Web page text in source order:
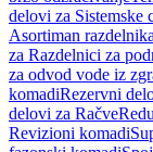
delovi za Sistemske
Asortiman razdelnika
za Razdelnici za
za odvod vode iz
komadiRezervni
delovi za Račve
Revizioni komadi